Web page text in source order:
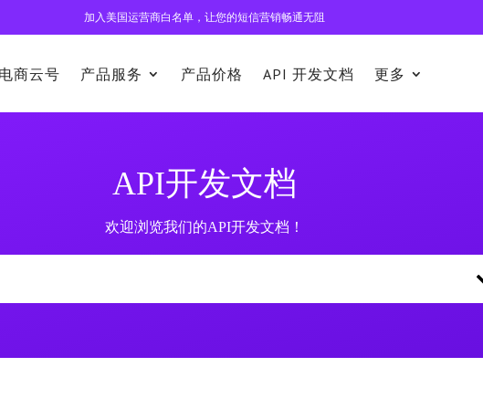
加入美国运营商白名单，让您的短信营销畅通无阻
商云号 产品服务 产品价格 API 开发文档 更多
API开发文档
欢迎浏览我们的API开发文档！